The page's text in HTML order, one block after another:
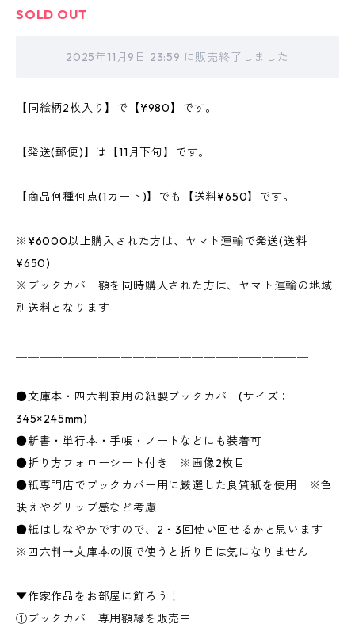
SOLD OUT
2025年11月9日 23:59 に販売終了しました
【同絵柄2枚入り】で【¥980】です。
【発送(郵便)】は【11月下旬】です。
【商品何種何点(1カート)】でも【送料¥650】です。
※¥6000以上購入された方は、ヤマト運輸で発送(送料
¥650)
※ブックカバー額を同時購入された方は、ヤマト運輸の地域
別送料となります
●文庫本・四六判兼用の紙製ブックカバー(サイズ：
345×245mm)
●新書・単行本・手帳・ノートなどにも装着可
●折り方フォローシート付き ※画像2枚目
●紙専門店でブックカバー用に厳選した良質紙を使用 ※色
映えやグリップ感など考慮
●紙はしなやかですので、2・3回使い回せるかと思います
※四六判→文庫本の順で使うと折り目は気になりません
▼作家作品をお部屋に飾ろう！
①ブックカバー専用額縁を販売中